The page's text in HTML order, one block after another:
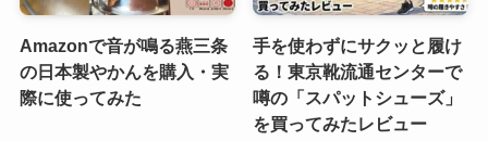
Amazonで音が鳴る燕三条
の日本製やかんを購入・実
際に使ってみた
手を使わずにサクッと履け
る！東京靴流通センターで
噂の「スパットシューズ」
を買ってみたレビュー